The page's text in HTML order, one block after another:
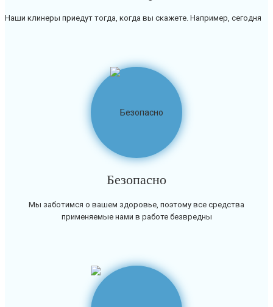
Наши клинеры приедут тогда, когда вы скажете. Например, сегодня
Безопасно
Мы заботимся о вашем здоровье, поэтому все средства
применяемые нами в работе безвредны